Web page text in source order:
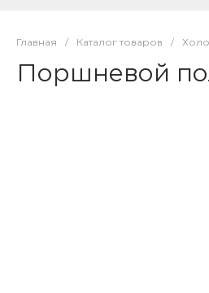
Главная / Каталог товаров /
Поршневой